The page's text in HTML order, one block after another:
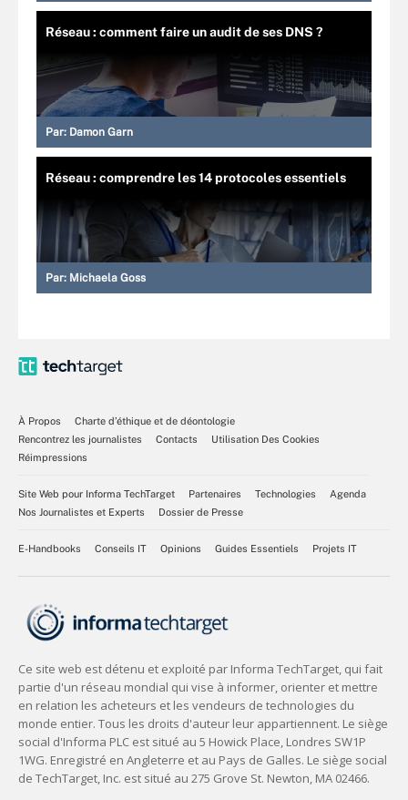
Réseau : comment faire un audit de ses DNS ?
Par: Damon Garn
Réseau : comprendre les 14 protocoles essentiels
Par: Michaela Goss
À Propos
Charte d’éthique et de déontologie
Rencontrez les journalistes
Contacts
Utilisation Des Cookies
Réimpressions
Site Web pour Informa TechTarget Partenaires Technologies
Agenda
Nos Journalistes et Experts
Dossier de Presse
E-Handbooks Conseils IT Opinions Guides Essentiels Projets IT